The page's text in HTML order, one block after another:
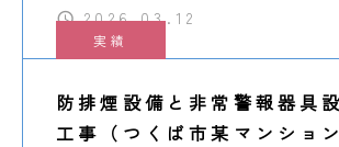
ン）2026.03.12
実績
防排煙設備と非常警報器具
工事（つくば市某マンション